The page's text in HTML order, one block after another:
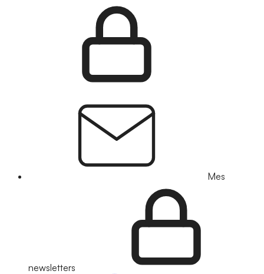
Mes
newsletters